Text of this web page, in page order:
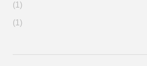
(1)
(1)